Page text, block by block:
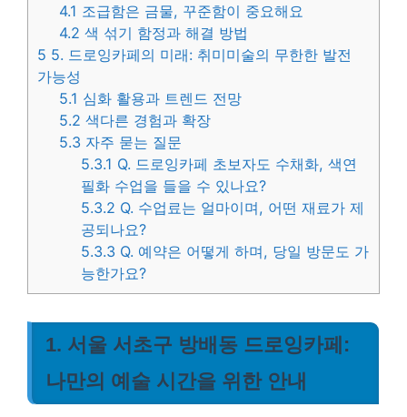
4.1 조급함은 금물, 꾸준함이 중요해요
4.2 색 섞기 함정과 해결 방법
5 5. 드로잉카페의 미래: 취미미술의 무한한 발전
가능성
5.1 심화 활용과 트렌드 전망
5.2 색다른 경험과 확장
5.3 자주 묻는 질문
5.3.1 Q. 드로잉카페 초보자도 수채화, 색연
필화 수업을 들을 수 있나요?
5.3.2 Q. 수업료는 얼마이며, 어떤 재료가 제
공되나요?
5.3.3 Q. 예약은 어떻게 하며, 당일 방문도 가
능한가요?
1. 서울 서초구 방배동 드로잉카페:
나만의 예술 시간을 위한 안내